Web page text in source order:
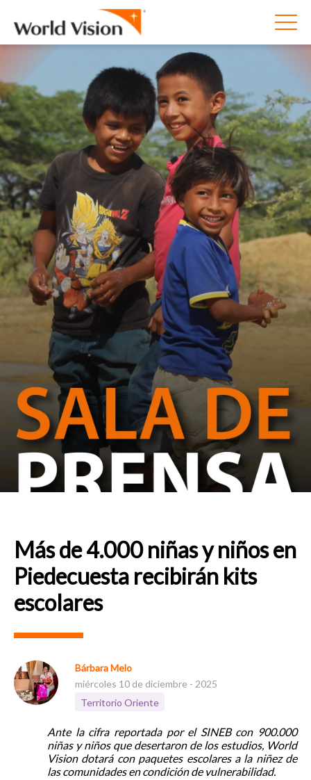
Más de 4.000 niñas y niños en
Piedecuesta recibirán kits
escolares
Bárbara Melo
miércoles 10 de diciembre - 2025
Territorio Oriente
Ante la cifra reportada por el SINEB con 900.000
niñas y niños que desertaron de los estudios, World
Vision dotará con paquetes escolares a la niñez de
las comunidades en condición de vulnerabilidad.